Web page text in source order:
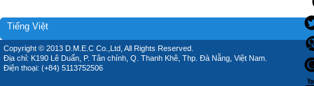
Tiếng Việt
Copyright © 2013 D.M.E.C Co.,Ltd, All Rights Reserved.
Địa chỉ: K190 Lê Duẩn, P. Tân chính, Q. Thanh Khê, Thp. Đà Nẵng, Việt Nam.
Điện thoại: (+84) 5113752506